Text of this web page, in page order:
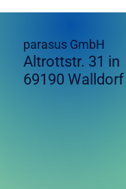
parasus GmbH
Altrottstr. 31 in
69190 Walldorf